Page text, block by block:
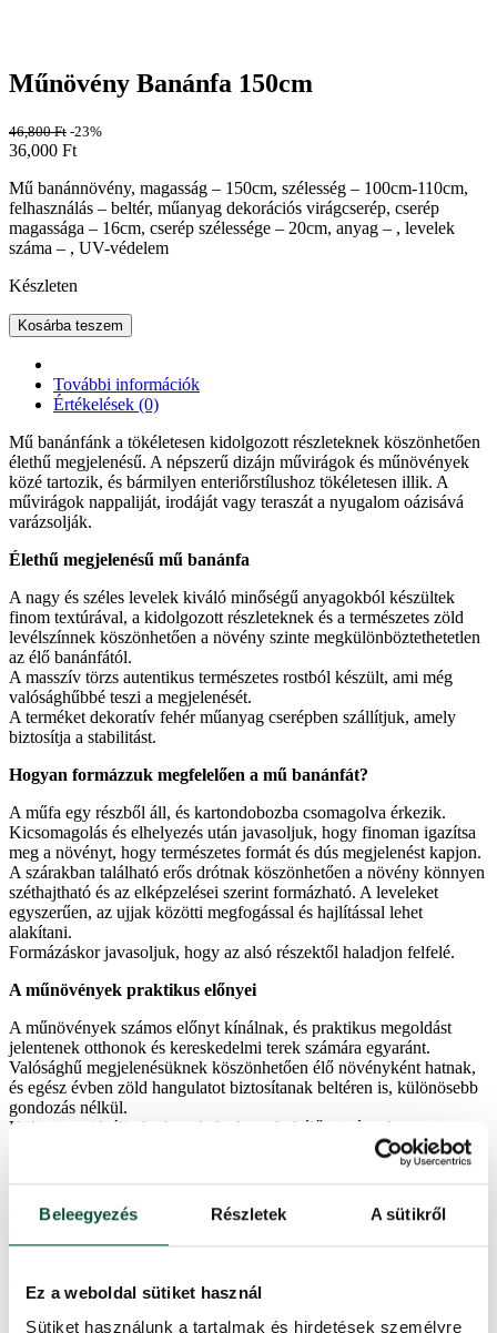
Beleegyezés Részletek A sütikről
Ez a weboldal sütiket használ
Sütiket használunk a tartalmak és hirdetések személyre
Műnövény Banánfa 150cm
46,800Ft -23%
36,000 Ft
Mű banánnövény, magasság – 150cm, szélesség – 100cm-110cm,
felhasználás – beltér, műanyag dekorációs virágcserép, cserép
magassága – 16cm, cserép szélessége – 20cm, anyag – , levelek
száma – , UV-védelem
Készleten
Kosárba teszem
További információk
Értékelések (0)
Mű banánfánk a tökéletesen kidolgozott részleteknek köszönhetően
élethű megjelenésű. A népszerű dizájn művirágok és műnövények
közé tartozik, és bármilyen enteriőrstílushoz tökéletesen illik. A
művirágok nappaliját, irodáját vagy teraszát a nyugalom oázisává
varázsolják.
Élethű megjelenésű mű banánfa
A nagy és széles levelek kiváló minőségű anyagokból készültek
finom textúrával, a kidolgozott részleteknek és a természetes zöld
levélszínnek köszönhetően a növény szinte megkülönböztethetetlen
az élő banánfától.
A masszív törzs autentikus természetes rostból készült, ami még
valósághűbbé teszi a megjelenését.
A terméket dekoratív fehér műanyag cserépben szállítjuk, amely
biztosítja a stabilitást.
Hogyan formázzuk megfelelően a mű banánfát?
A műfa egy részből áll, és kartondobozba csomagolva érkezik.
Kicsomagolás és elhelyezés után javasoljuk, hogy finoman igazítsa
meg a növényt, hogy természetes formát és dús megjelenést kapjon.
A szárakban található erős drótnak köszönhetően a növény könnyen
széthajtható és az elképzelései szerint formázható. A leveleket
egyszerűen, az ujjak közötti megfogással és hajlítással lehet
alakítani.
Formázáskor javasoljuk, hogy az alsó részektől haladjon felfelé.
A műnövények praktikus előnyei
A műnövények számos előnyt kínálnak, és praktikus megoldást
jelentenek otthonok és kereskedelmi terek számára egyaránt.
Valósághű megjelenésüknek köszönhetően élő növényként hatnak,
és egész évben zöld hangulatot biztosítanak beltéren is, különösebb
gondozás nélkül.
Különösen ideálisak olyan helyekre, ahol élő növények nem
nevelhetők, például sötét és hűvös helyiségekbe, klimatizált terekbe
vagy természetes fényhiányos helyekre. A műnövények azonnal
otthonosabbá teszik a teret, és nem kell várni, amíg megnőnek, mint
az élő növények.
A műnövényeket nem befolyásolja a huzat, a forró radiátor vagy a
hideg légkondicionáló sem. Az UV-védelemnek köszönhetően a
védőszűrők segítenek megőrizni természetes színüket és